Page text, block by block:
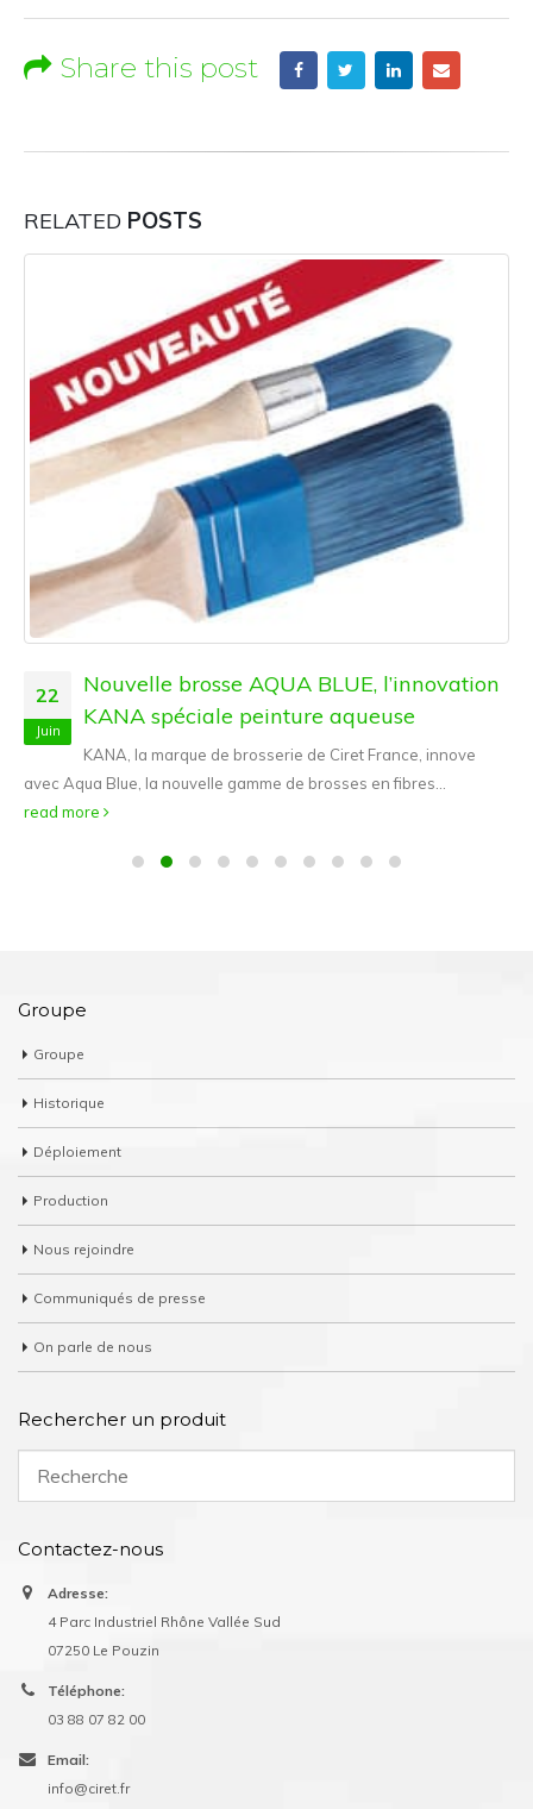
Share this post
RELATED POSTS
22
Juin
Nouvelle brosse AQUA BLUE, l’innovation
KANA spéciale peinture aqueuse
KANA, la marque de brosserie de Ciret France, innove
avec Aqua Blue, la nouvelle gamme de brosses en fibres...
read more
Groupe
Groupe
Historique
Déploiement
Production
Nous rejoindre
Communiqués de presse
On parle de nous
Rechercher un produit
Contactez-nous
Adresse:
4 Parc Industriel Rhône Vallée Sud
07250 Le Pouzin
Téléphone:
03 88 07 82 00
Email:
info@ciret.fr